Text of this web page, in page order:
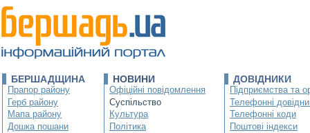
БЕРШАДЩИНА
Прапор району
Герб району
Мапа району
Дошка пошани
НОВИНИ
Офіційні повідомлення
Суспільство
Культура
Політика
ДОВІДНИКИ
Підприємства та
Телефонні
Телефонні коди
Поштові індекси